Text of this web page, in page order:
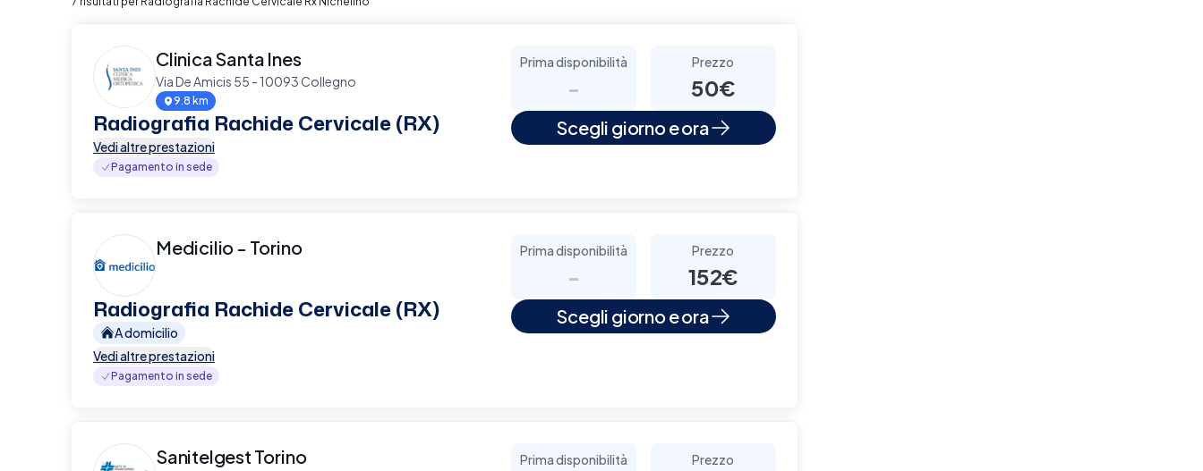
Clinica Santa Ines
Via De Amicis 55 - 10093 Collegno
9.8 km
Radiografia Rachide Cervicale (RX)
Vedi altre prestazioni
Pagamento in sede
Prima disponibilità
-
Prezzo
50€
Scegli giorno e ora
Medicilio - Torino
Radiografia Rachide Cervicale (RX)
A domicilio
Vedi altre prestazioni
Pagamento in sede
Prima disponibilità
-
Prezzo
152€
Scegli giorno e ora
Sanitelgest Torino Prima disponibilità Prezzo